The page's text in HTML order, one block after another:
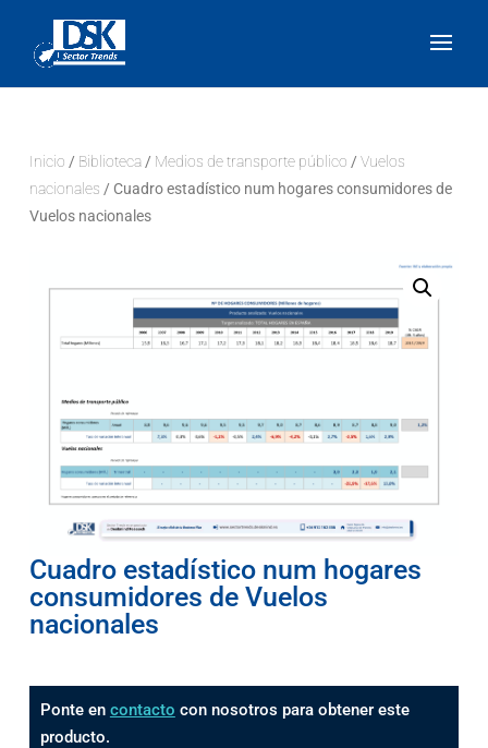
Inicio / Biblioteca/ Medios de transporte público / Vuelos
nacionales / Cuadro estadístico num hogares consumidores de
Vuelos nacionales
Cuadro estadístico num hogares
consumidores de Vuelos
nacionales
Ponte en contacto con nosotros para obtener este
producto.